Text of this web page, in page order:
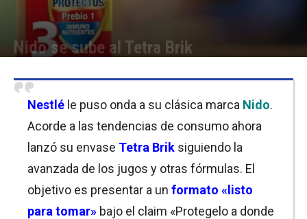
Nido se sube al Tetra Brik
Nestlé le puso onda a su clásica marca Nido.
Acorde a las tendencias de consumo ahora
lanzó su envase Tetra Brik siguiendo la
avanzada de los jugos y otras fórmulas. El
objetivo es presentar a un formato «listo
para tomar» bajo el claim «Protegelo a donde